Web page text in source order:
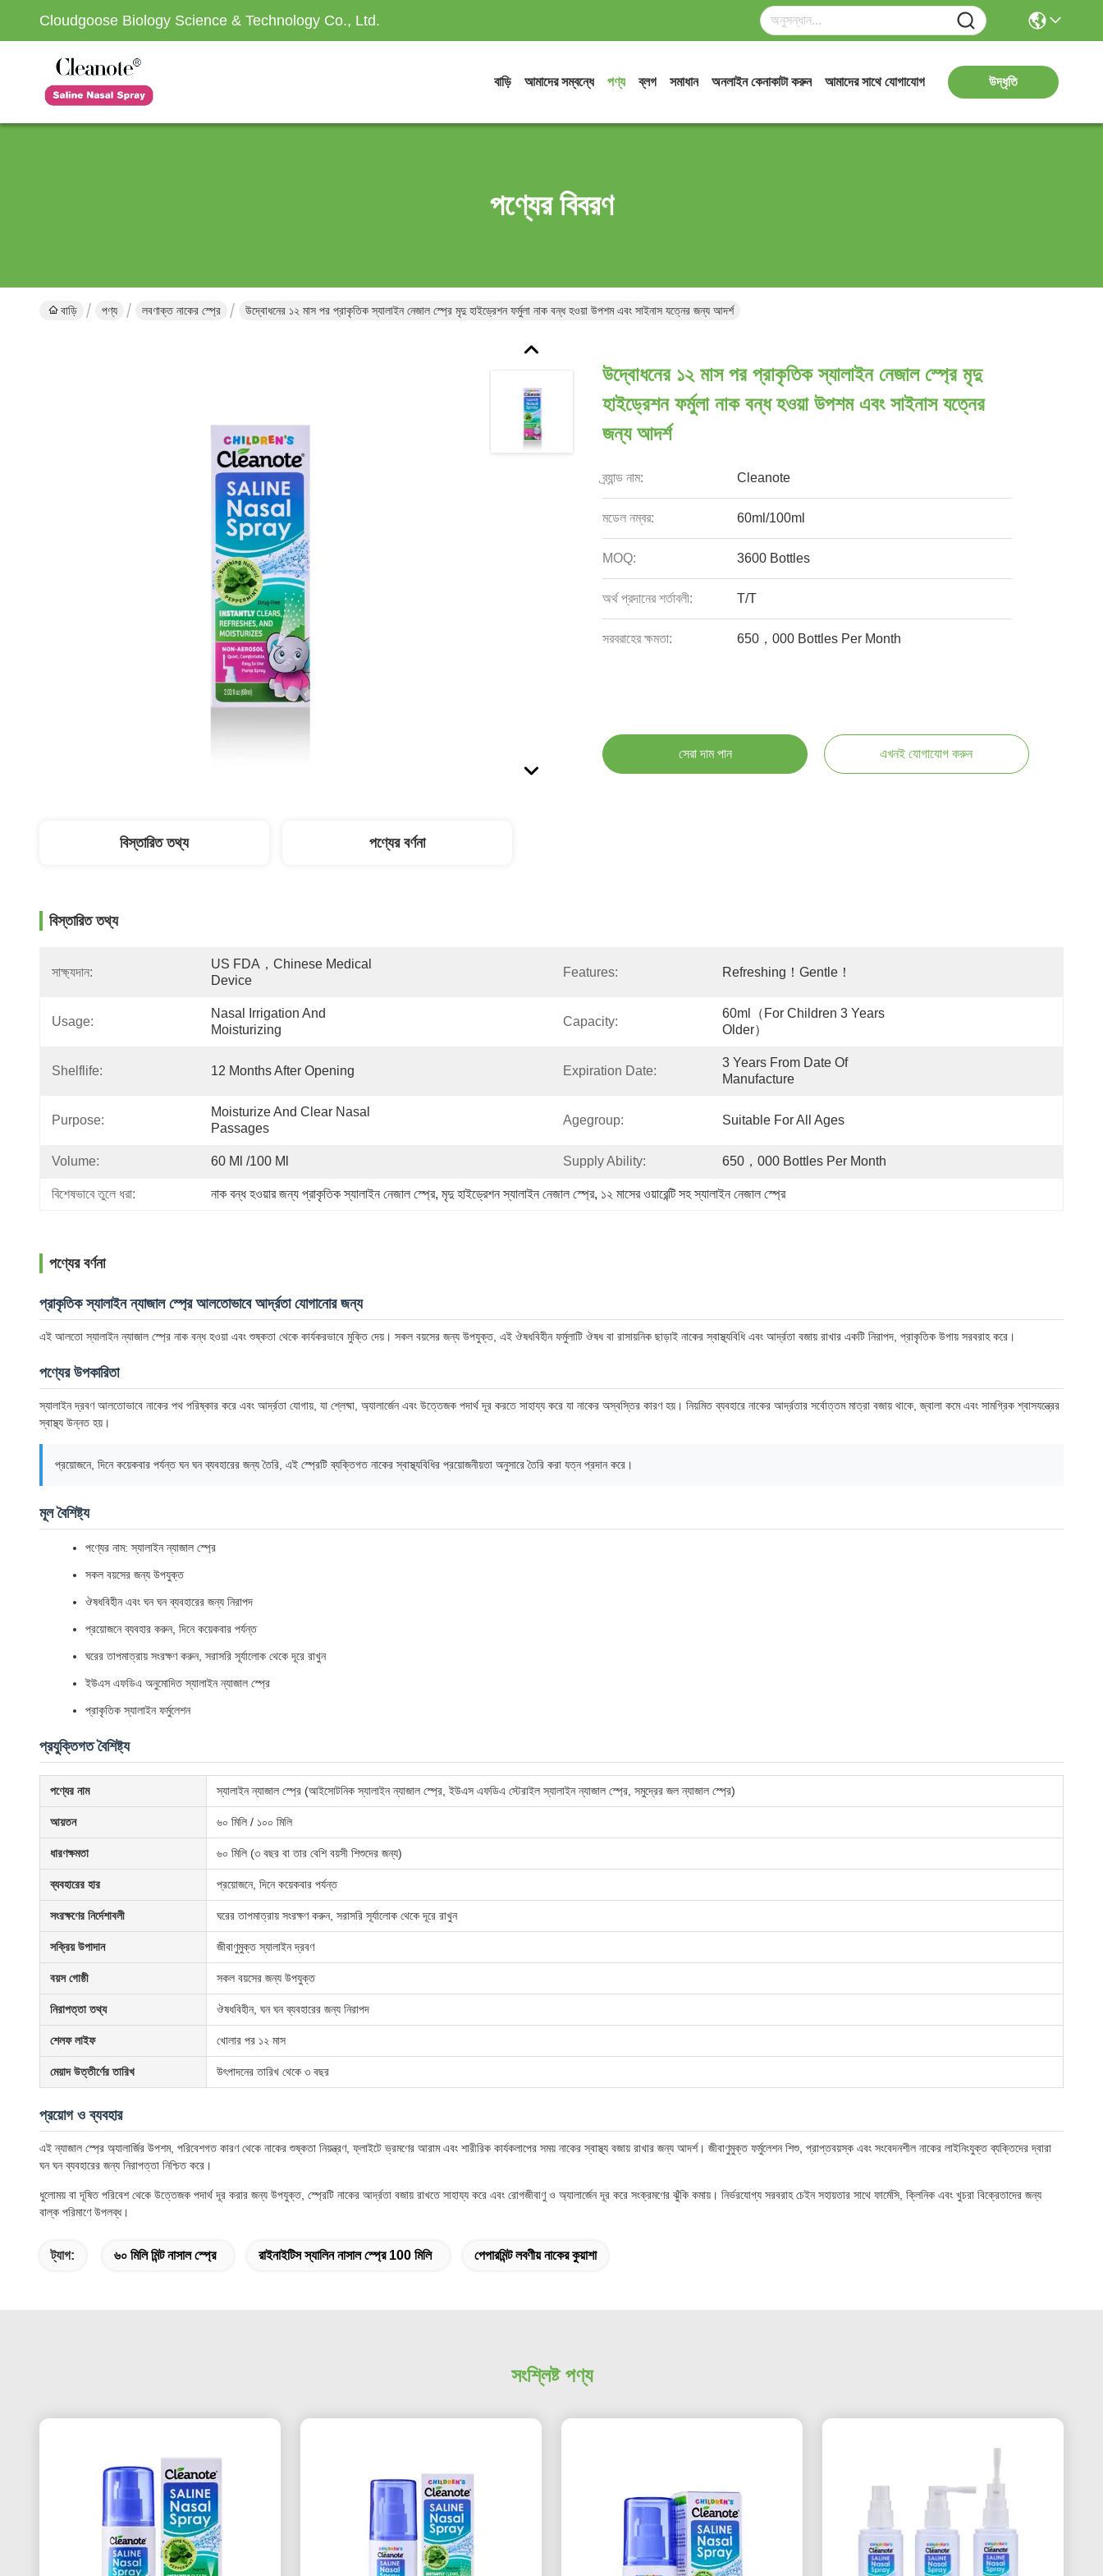
Cloudgoose Biology Science & Technology Co., Ltd.
বাড়ি আমাদের সম্বন্ধে পণ্য ব্লগ সমাধান অনলাইন কেনাকাটা করুন আমাদের সাথে যোগাযোগ উদ্ধৃতি
পণ্যের বিবরণ
বাড়ি পণ্য লবণাক্ত নাকের স্প্রে উদ্বোধনের ১২ মাস পর প্রাকৃতিক স্যালাইন নেজাল স্প্রে মৃদু হাইড্রেশন ফর্মুলা নাক বন্ধ হওয়া উপশম এবং সাইনাস যত্নের জন্য আদর্শ
উদ্বোধনের ১২ মাস পর প্রাকৃতিক স্যালাইন নেজাল স্প্রে মৃদু
হাইড্রেশন ফর্মুলা নাক বন্ধ হওয়া উপশম এবং সাইনাস যত্নের
জন্য আদর্শ
ব্র্যান্ড নাম: Cleanote
মডেল নম্বর: 60ml/100ml
MOQ: 3600 Bottles
অর্থ প্রদানের শর্তাবলী: T/T
সরবরাহের ক্ষমতা: 650，000 Bottles Per Month
সেরা দাম পান এখনই যোগাযোগ করুন
বিস্তারিত তথ্য পণ্যের বর্ণনা
বিস্তারিত তথ্য
সাক্ষ্যদান:
US FDA，Chinese Medical
Device
Features: Refreshing！Gentle！
Usage:
Nasal Irrigation And
Moisturizing
Capacity:
60ml（For Children 3 Years
Older）
Shelflife: 12 Months After Opening Expiration Date:
3 Years From Date Of
Manufacture
Purpose:
Moisturize And Clear Nasal
Passages
Agegroup: Suitable For All Ages
Volume: 60 Ml /100 Ml Supply Ability: 650，000 Bottles Per Month
বিশেষভাবে তুলে ধরা: নাক বন্ধ হওয়ার জন্য প্রাকৃতিক স্যালাইন নেজাল স্প্রে, মৃদু হাইড্রেশন স্যালাইন নেজাল স্প্রে, ১২ মাসের ওয়ারেন্টি সহ স্যালাইন নেজাল স্প্রে
পণ্যের বর্ণনা
প্রাকৃতিক স্যালাইন ন্যাজাল স্প্রে আলতোভাবে আর্দ্রতা যোগানোর জন্য
এই আলতো স্যালাইন ন্যাজাল স্প্রে নাক বন্ধ হওয়া এবং শুষ্কতা থেকে কার্যকরভাবে মুক্তি দেয়। সকল বয়সের জন্য উপযুক্ত, এই ঔষধবিহীন ফর্মুলাটি ঔষধ বা রাসায়নিক ছাড়াই নাকের স্বাস্থ্যবিধি এবং আর্দ্রতা বজায় রাখার একটি নিরাপদ, প্রাকৃতিক উপায় সরবরাহ করে।
পণ্যের উপকারিতা
স্যালাইন দ্রবণ আলতোভাবে নাকের পথ পরিষ্কার করে এবং আর্দ্রতা যোগায়, যা শ্লেষ্মা, অ্যালার্জেন এবং উত্তেজক পদার্থ দূর করতে সাহায্য করে যা নাকের অস্বস্তির কারণ হয়। নিয়মিত ব্যবহারে নাকের আর্দ্রতার সর্বোত্তম মাত্রা বজায় থাকে, জ্বালা কমে এবং সামগ্রিক শ্বাসযন্ত্রের
স্বাস্থ্য উন্নত হয়।
প্রয়োজনে, দিনে কয়েকবার পর্যন্ত ঘন ঘন ব্যবহারের জন্য তৈরি, এই স্প্রেটি ব্যক্তিগত নাকের স্বাস্থ্যবিধির প্রয়োজনীয়তা অনুসারে তৈরি করা যত্ন প্রদান করে।
মূল বৈশিষ্ট্য
পণ্যের নাম: স্যালাইন ন্যাজাল স্প্রে
সকল বয়সের জন্য উপযুক্ত
ঔষধবিহীন এবং ঘন ঘন ব্যবহারের জন্য নিরাপদ
প্রয়োজনে ব্যবহার করুন, দিনে কয়েকবার পর্যন্ত
ঘরের তাপমাত্রায় সংরক্ষণ করুন, সরাসরি সূর্যালোক থেকে দূরে রাখুন
ইউএস এফডিএ অনুমোদিত স্যালাইন ন্যাজাল স্প্রে
প্রাকৃতিক স্যালাইন ফর্মুলেশন
প্রযুক্তিগত বৈশিষ্ট্য
পণ্যের নাম স্যালাইন ন্যাজাল স্প্রে (আইসোটনিক স্যালাইন ন্যাজাল স্প্রে, ইউএস এফডিএ স্টেরাইল স্যালাইন ন্যাজাল স্প্রে, সমুদ্রের জল ন্যাজাল স্প্রে)
আয়তন ৬০ মিলি / ১০০ মিলি
ধারণক্ষমতা ৬০ মিলি (৩ বছর বা তার বেশি বয়সী শিশুদের জন্য)
ব্যবহারের হার প্রয়োজনে, দিনে কয়েকবার পর্যন্ত
সংরক্ষণের নির্দেশাবলী ঘরের তাপমাত্রায় সংরক্ষণ করুন, সরাসরি সূর্যালোক থেকে দূরে রাখুন
সক্রিয় উপাদান জীবাণুমুক্ত স্যালাইন দ্রবণ
বয়স গোষ্ঠী সকল বয়সের জন্য উপযুক্ত
নিরাপত্তা তথ্য ঔষধবিহীন, ঘন ঘন ব্যবহারের জন্য নিরাপদ
শেলফ লাইফ খোলার পর ১২ মাস
মেয়াদ উত্তীর্ণের তারিখ উৎপাদনের তারিখ থেকে ৩ বছর
প্রয়োগ ও ব্যবহার
এই ন্যাজাল স্প্রে অ্যালার্জির উপশম, পরিবেশগত কারণ থেকে নাকের শুষ্কতা নিয়ন্ত্রণ, ফ্লাইটে ভ্রমণের আরাম এবং শারীরিক কার্যকলাপের সময় নাকের স্বাস্থ্য বজায় রাখার জন্য আদর্শ। জীবাণুমুক্ত ফর্মুলেশন শিশু, প্রাপ্তবয়স্ক এবং সংবেদনশীল নাকের লাইনিংযুক্ত ব্যক্তিদের দ্বারা
ঘন ঘন ব্যবহারের জন্য নিরাপত্তা নিশ্চিত করে।
ধুলোময় বা দূষিত পরিবেশ থেকে উত্তেজক পদার্থ দূর করার জন্য উপযুক্ত, স্প্রেটি নাকের আর্দ্রতা বজায় রাখতে সাহায্য করে এবং রোগজীবাণু ও অ্যালার্জেন দূর করে সংক্রমণের ঝুঁকি কমায়। নির্ভরযোগ্য সরবরাহ চেইন সহায়তার সাথে ফার্মেসি, ক্লিনিক এবং খুচরা বিক্রেতাদের জন্য
বাল্ক পরিমাণে উপলব্ধ।
ট্যাগ: ৬০ মিলি মিন্ট নাসাল স্প্রে রাইনাইটিস স্যালিন নাসাল স্প্রে 100 মিলি পেপারমিন্ট লবণীয় নাকের কুয়াশা
সংশ্লিষ্ট পণ্য